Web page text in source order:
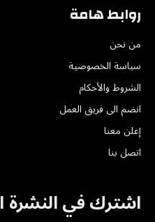
روابط هامة
من نحن
سياسة الخصوصية
الشروط والأحكام
انضم الى فريق العمل
إعلن معنا
اتصل بنا
اشترك في النشرة